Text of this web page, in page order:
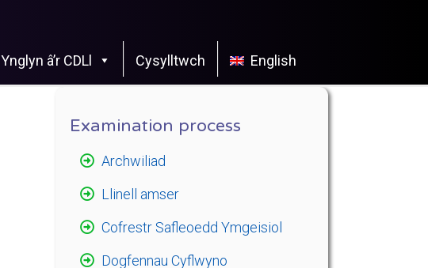
Ynglyn â’r CDLl Cysylltwch English
Examination process
Archwiliad
Llinell amser
Cofrestr Safleoedd Ymgeisiol
Dogfennau Cyflwyno